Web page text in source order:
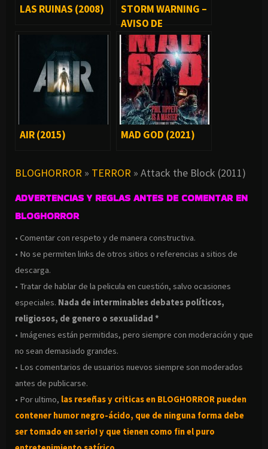
LAS RUINAS (2008)
STORM WARNING –
AVISO DE
TORMENTA (2007)
AIR (2015) MAD GOD (2021)
BLOGHORROR » TERROR » Attack the Block (2011)
ADVERTENCIAS Y REGLAS ANTES DE COMENTAR EN
BLOGHORROR
• Comentar con respeto y de manera constructiva.
• No se permiten links de otros sitios o referencias a sitios de
descarga.
• Tratar de hablar de la pelicula en cuestión, salvo ocasiones
especiales. Nada de interminables debates políticos,
religiosos, de genero o sexualidad *
• Imágenes están permitidas, pero siempre con moderación y que
no sean demasiado grandes.
• Los comentarios de usuarios nuevos siempre son moderados
antes de publicarse.
• Por ultimo, las reseñas y criticas en BLOGHORROR pueden
contener humor negro-ácido, que de ninguna forma debe
ser tomado en serio! y que tienen como fin el puro